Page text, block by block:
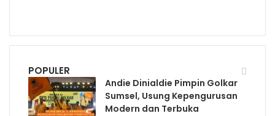
POPULER
Andie Dinialdie Pimpin Golkar
Sumsel, Usung Kepengurusan
Modern dan Terbuka